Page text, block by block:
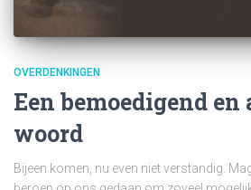
OVERDENKINGEN
Een bemoedigend en
woord
Bijeen komen, nu even niet verstandig.